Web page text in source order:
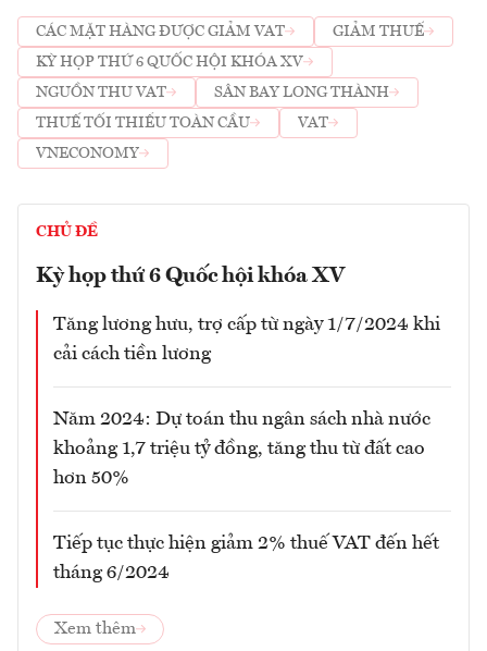
CÁC MẶT HÀNG ĐƯỢC GIẢM VAT
GIẢM THUẾ
KỲ HỌP THỨ 6 QUỐC HỘI KHÓA XV
NGUỒN THU VAT
SÂN BAY LONG THÀNH
THUẾ TỐI THIỂU TOÀN CẦU
VAT
VNECONOMY
CHỦ ĐỀ
Kỳ họp thứ 6 Quốc hội khóa XV
Tăng lương hưu, trợ cấp từ ngày 1/7/2024 khi
cải cách tiền lương
Năm 2024: Dự toán thu ngân sách nhà nước
khoảng 1,7 triệu tỷ đồng, tăng thu từ đất cao
hơn 50%
Tiếp tục thực hiện giảm 2% thuế VAT đến hết
tháng 6/2024
Xem thêm